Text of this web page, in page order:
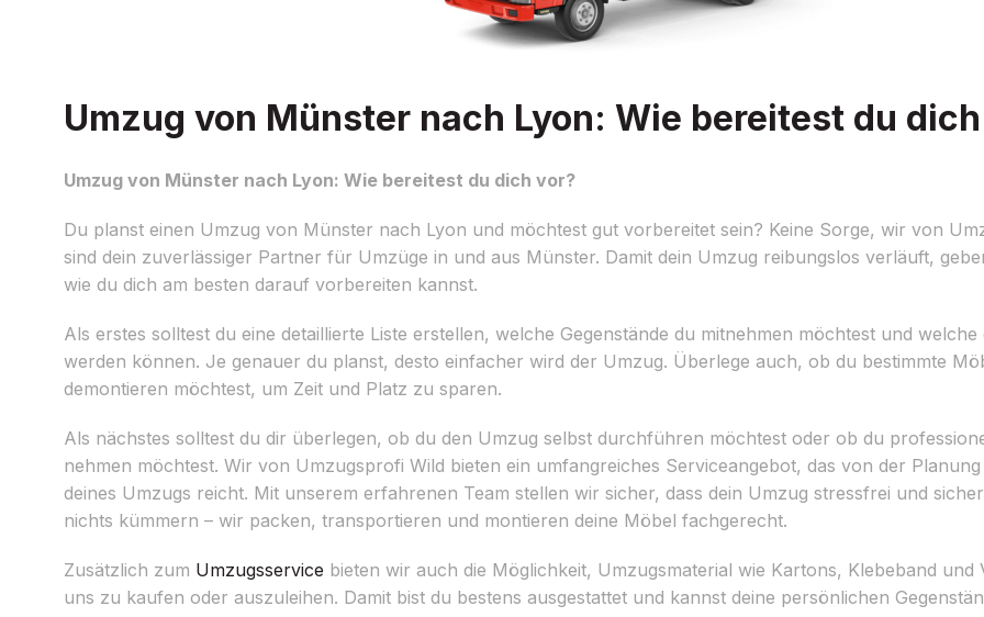
Umzug von Münster nach Lyon: Wie bereitest du
Umzug von Münster nach Lyon: Wie bereitest du dich vor?
Du planst einen Umzug von Münster nach Lyon und möchtest gut vorbereitet sein? Keine Sorge, wir von
sind dein zuverlässiger Partner für Umzüge in und aus Münster. Damit dein Umzug reibungslos verläuft,
wie du dich am besten darauf vorbereiten kannst.
Als erstes solltest du eine detaillierte Liste erstellen, welche Gegenstände du mitnehmen möchtest und
werden können. Je genauer du planst, desto einfacher wird der Umzug. Überlege auch, ob du bestimmte
demontieren möchtest, um Zeit und Platz zu sparen.
Als nächstes solltest du dir überlegen, ob du den Umzug selbst durchführen möchtest oder ob du
nehmen möchtest. Wir von Umzugsprofi Wild bieten ein umfangreiches Serviceangebot, das von der
deines Umzugs reicht. Mit unserem erfahrenen Team stellen wir sicher, dass dein Umzug stressfrei und
nichts kümmern – wir packen, transportieren und montieren deine Möbel fachgerecht.
Zusätzlich zum Umzugsservice bieten wir auch die Möglichkeit, Umzugsmaterial wie Kartons, Klebeband und
uns zu kaufen oder auszuleihen. Damit bist du bestens ausgestattet und kannst deine persönlichen